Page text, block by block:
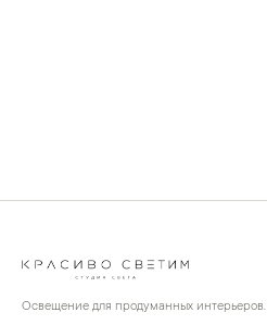
Освещение для продуманных интерьеров.